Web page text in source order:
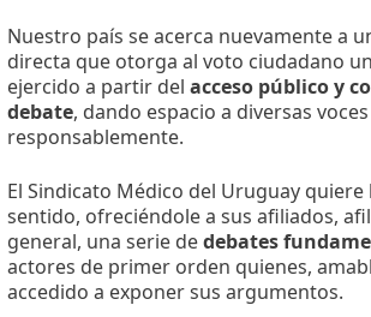
Nuestro país se acerca nuevamente a
directa que otorga al voto ciudadano
ejercido a partir del acceso público y
debate, dando espacio a diversas
responsablemente.
El Sindicato Médico del Uruguay quiere
sentido, ofreciéndole a sus afiliados,
general, una serie dedebates
actores de primer orden quienes,
accedido a exponer sus argumentos.